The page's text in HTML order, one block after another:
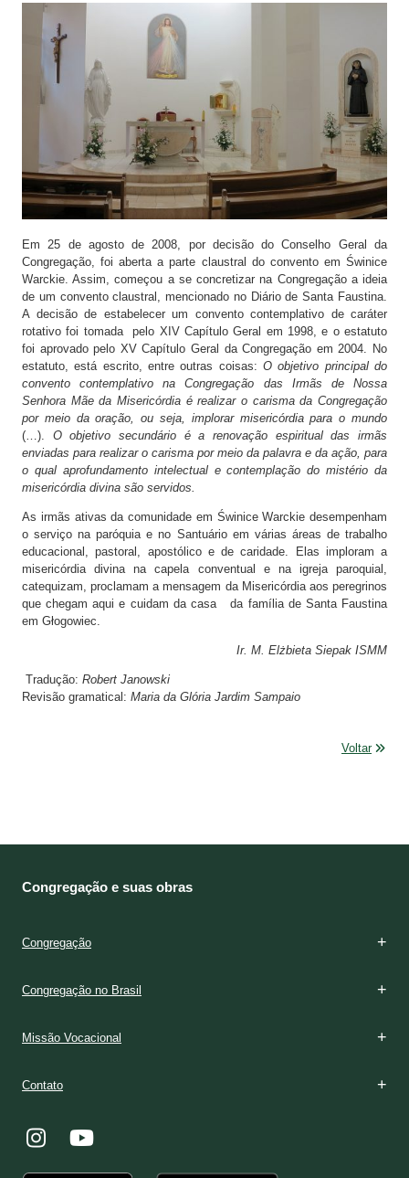
Em 25 de agosto de 2008, por decisão do Conselho Geral da
Congregação, foi aberta a parte claustral do convento em Świnice
Warckie. Assim, começou a se concretizar na Congregação a ideia
de um convento claustral, mencionado no Diário de Santa Faustina.
A decisão de estabelecer um convento contemplativo de caráter
rotativo foi tomada pelo XIV Capítulo Geral em 1998, e o estatuto
foi aprovado pelo XV Capítulo Geral da Congregação em 2004. No
estatuto, está escrito, entre outras coisas: O objetivo principal do
convento contemplativo na Congregação das Irmãs de Nossa
Senhora Mãe da Misericórdia é realizar o carisma da Congregação
por meio da oração, ou seja, implorar misericórdia para o mundo
(…).
O objetivo secundário é a renovação espiritual das irmãs
enviadas para realizar o carisma por meio da palavra e da ação, para
o qual aprofundamento intelectual e contemplação do mistério da
misericórdia divina são servidos.
As irmãs ativas da comunidade em Świnice Warckie desempenham
o serviço na paróquia e no Santuário em várias áreas de trabalho
educacional, pastoral, apostólico e de caridade. Elas imploram a
misericórdia divina na capela conventual e na igreja paroquial,
catequizam, proclamam a mensagem da Misericórdia aos peregrinos
que chegam aqui e cuidam da casa da família de Santa Faustina
em Głogowiec.
Ir. M. Elżbieta Siepak ISMM
Tradução: Robert Janowski
Revisão gramatical: Maria da Glória Jardim Sampaio
Voltar
Congregação e suas obras
Congregação
Congregação no Brasil
Missão Vocacional
Contato